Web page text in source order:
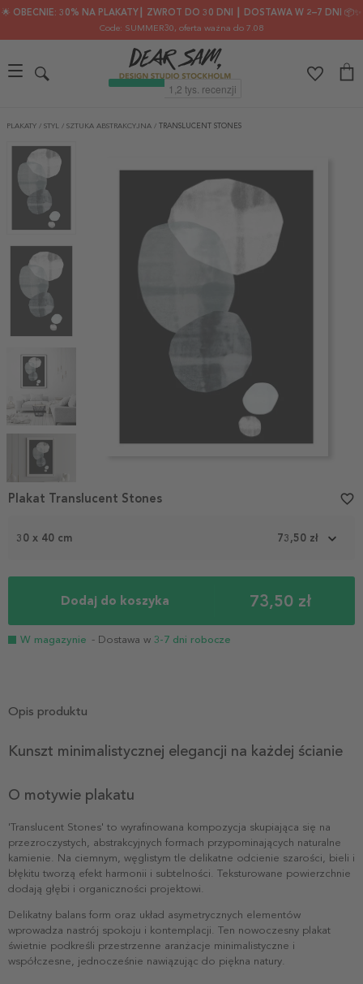
🌟 OBECNIE: 30% NA PLAKATY┃ ZWROT DO 30 DNI ┃ DOSTAWA W 2–7 DNI 📦✨
Code: SUMMER30, oferta ważna do 7.08
PLAKATY / STYL / SZTUKA ABSTRAKCYJNA / TRANSLUCENT STONES
1
30 x 40 cm 73,50 zł
Dodaj do koszyka 73,50 zł
W magazynie - Dostawa w 3-7 dni robocze
Plakat Translucent Stones favorite_border
Opis produktu
Kunszt minimalistycznej elegancji na każdej ścianie
O motywie plakatu
'Translucent Stones' to wyrafinowana kompozycja skupiająca się na
przezroczystych, abstrakcyjnych formach przypominających naturalne
kamienie. Na ciemnym, węglistym tle delikatne odcienie szarości, bieli i
błękitu tworzą efekt harmonii i subtelności. Teksturowane powierzchnie
dodają głębi i organiczności projektowi.
Delikatny balans form oraz układ asymetrycznych elementów
wprowadza nastrój spokoju i kontemplacji. Ten nowoczesny plakat
świetnie podkreśli przestrzenne aranżacje minimalistyczne i
współczesne, jednocześnie nawiązując do piękna natury.